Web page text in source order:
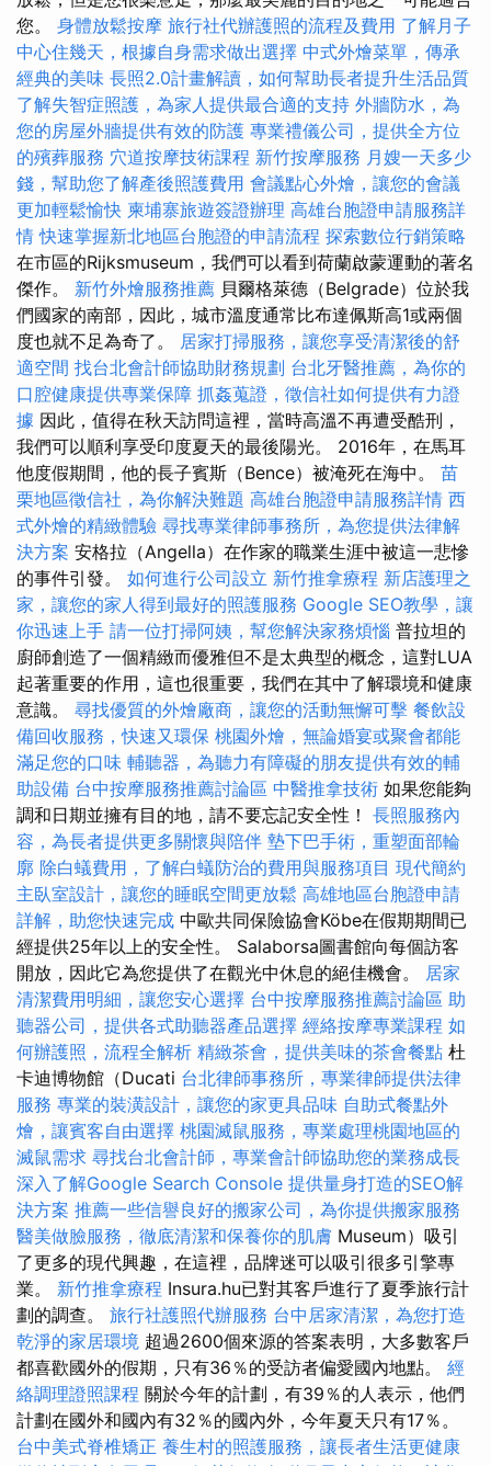
您。 身體放鬆按摩 旅行社代辦護照的流程及費用 了解月子
中心住幾天，根據自身需求做出選擇 中式外燴菜單，傳承
經典的美味 長照2.0計畫解讀，如何幫助長者提升生活品質
了解失智症照護，為家人提供最合適的支持 外牆防水，為
您的房屋外牆提供有效的防護 專業禮儀公司，提供全方位
的殯葬服務 穴道按摩技術課程 新竹按摩服務 月嫂一天多少
錢，幫助您了解產後照護費用 會議點心外燴，讓您的會議
更加輕鬆愉快 柬埔寨旅遊簽證辦理 高雄台胞證申請服務詳
情 快速掌握新北地區台胞證的申請流程 探索數位行銷策略
在市區的Rijksmuseum，我們可以看到荷蘭啟蒙運動的著名
傑作。 新竹外燴服務推薦 貝爾格萊德（Belgrade）位於我
們國家的南部，因此，城市溫度通常比布達佩斯高1或兩個
度也就不足為奇了。 居家打掃服務，讓您享受清潔後的舒
適空間 找台北會計師協助財務規劃 台北牙醫推薦，為你的
口腔健康提供專業保障 抓姦蒐證，徵信社如何提供有力證
據 因此，值得在秋天訪問這裡，當時高溫不再遭受酷刑，
我們可以順利享受印度夏天的最後陽光。 2016年，在馬耳
他度假期間，他的長子賓斯（Bence）被淹死在海中。 苗
栗地區徵信社，為你解決難題 高雄台胞證申請服務詳情 西
式外燴的精緻體驗 尋找專業律師事務所，為您提供法律解
決方案 安格拉（Angella）在作家的職業生涯中被這一悲慘
的事件引發。 如何進行公司設立 新竹推拿療程 新店護理之
家，讓您的家人得到最好的照護服務 Google SEO教學，讓
你迅速上手 請一位打掃阿姨，幫您解決家務煩惱 普拉坦的
廚師創造了一個精緻而優雅但不是太典型的概念，這對LUA
起著重要的作用，這也很重要，我們在其中了解環境和健康
意識。 尋找優質的外燴廠商，讓您的活動無懈可擊 餐飲設
備回收服務，快速又環保 桃園外燴，無論婚宴或聚會都能
滿足您的口味 輔聽器，為聽力有障礙的朋友提供有效的輔
助設備 台中按摩服務推薦討論區 中醫推拿技術 如果您能夠
調和日期並擁有目的地，請不要忘記安全性！ 長照服務內
容，為長者提供更多關懷與陪伴 墊下巴手術，重塑面部輪
廓 除白蟻費用，了解白蟻防治的費用與服務項目 現代簡約
主臥室設計，讓您的睡眠空間更放鬆 高雄地區台胞證申請
詳解，助您快速完成 中歐共同保險協會Köbe在假期期間已
經提供25年以上的安全性。 Salaborsa圖書館向每個訪客
開放，因此它為您提供了在觀光中休息的絕佳機會。 居家
清潔費用明細，讓您安心選擇 台中按摩服務推薦討論區 助
聽器公司，提供各式助聽器產品選擇 經絡按摩專業課程 如
何辦護照，流程全解析 精緻茶會，提供美味的茶會餐點 杜
卡迪博物館（Ducati 台北律師事務所，專業律師提供法律
服務 專業的裝潢設計，讓您的家更具品味 自助式餐點外
燴，讓賓客自由選擇 桃園滅鼠服務，專業處理桃園地區的
滅鼠需求 尋找台北會計師，專業會計師協助您的業務成長
深入了解Google Search Console 提供量身打造的SEO解
決方案 推薦一些信譽良好的搬家公司，為你提供搬家服務
醫美做臉服務，徹底清潔和保養你的肌膚 Museum）吸引
了更多的現代興趣，在這裡，品牌迷可以吸引很多引擎專
業。 新竹推拿療程 Insura.hu已對其客戶進行了夏季旅行計
劃的調查。 旅行社護照代辦服務 台中居家清潔，為您打造
乾淨的家居環境 超過2600個來源的答案表明，大多數客戶
都喜歡國外的假期，只有36％的受訪者偏愛國內地點。 經
絡調理證照課程 關於今年的計劃，有39％的人表示，他們
計劃在國外和國內有32％的國內外，今年夏天只有17％。
台中美式脊椎矯正 養生村的照護服務，讓長者生活更健康